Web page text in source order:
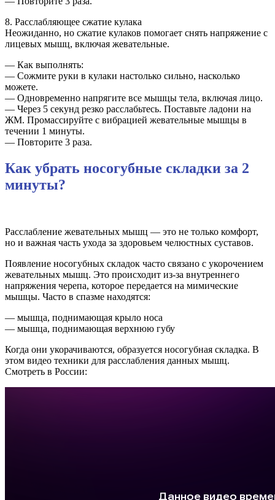
8. Расслабляющее сжатие кулака
Неожиданно, но сжатие кулаков помогает снять напряжение с
лицевых мышц, включая жевательные.
— Как выполнять:
— Сожмите руки в кулаки настолько сильно, насколько
можете.
— Одновременно напрягите все мышцы тела, включая лицо.
— Через 5 секунд резко расслабьтесь. Поставьте ладони на
ЖМ. Промассируйте с вибрацией жевательные мышцы в
течении 1 минуты.
— Повторите 3 раза.
Как убрать носогубные складки за 2
минуты?
Расслабление жевательных мышц — это не только комфорт,
но и важная часть ухода за здоровьем челюстных суставов.
Появление носогубных складок часто связано с укорочением
жевательных мышц. Это происходит из-за внутреннего
напряжения черепа, которое передается на мимические
мышцы. Часто в спазме находятся:
— мышца, поднимающая крыло носа
— мышца, поднимающая верхнюю губу
Когда они укорачиваются, образуется носогубная складка. В
этом видео техники для расслабления данных мышц.
Смотреть в России: